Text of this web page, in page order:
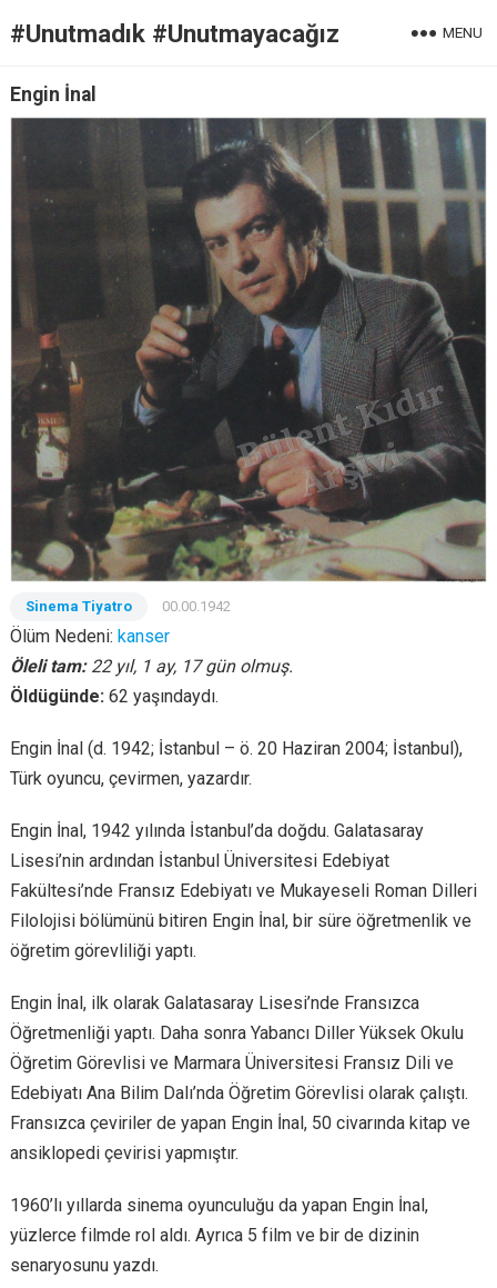
#Unutmadık #Unutmayacağız MENU
Engin İnal
Sinema Tiyatro 00.00.1942
Ölüm Nedeni: kanser
Öleli tam: 22 yıl, 1 ay, 17 gün olmuş.
Öldügünde: 62 yaşındaydı.
Engin İnal (d. 1942; İstanbul – ö. 20 Haziran 2004; İstanbul),
Türk oyuncu, çevirmen, yazardır.
Engin İnal, 1942 yılında İstanbul’da doğdu. Galatasaray
Lisesi’nin ardından İstanbul Üniversitesi Edebiyat
Fakültesi’nde Fransız Edebiyatı ve Mukayeseli Roman Dilleri
Filolojisi bölümünü bitiren Engin İnal, bir süre öğretmenlik ve
öğretim görevliliği yaptı.
Engin İnal, ilk olarak Galatasaray Lisesi’nde Fransızca
Öğretmenliği yaptı. Daha sonra Yabancı Diller Yüksek Okulu
Öğretim Görevlisi ve Marmara Üniversitesi Fransız Dili ve
Edebiyatı Ana Bilim Dalı’nda Öğretim Görevlisi olarak çalıştı.
Fransızca çeviriler de yapan Engin İnal, 50 civarında kitap ve
ansiklopedi çevirisi yapmıştır.
1960’lı yıllarda sinema oyunculuğu da yapan Engin İnal,
yüzlerce filmde rol aldı. Ayrıca 5 film ve bir de dizinin
senaryosunu yazdı.